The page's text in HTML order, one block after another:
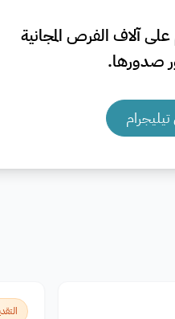
آلاف الفرص المجانية
صدورها.